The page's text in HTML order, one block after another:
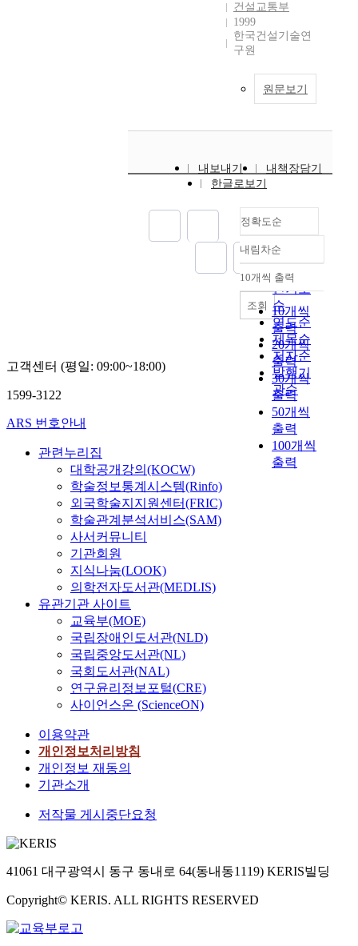
건설교통부
1999
한국건설기술연
구원
원문보기
내보내기
내책장담기
한글로보기
정확도순
정확도
순
인기도
순
연도순
제목순
저자순
발행기
관순
내림차순
내림차순
10개씩 출력
10개씩
출력
20개씩
출력
30개씩
출력
50개씩
출력
100개씩
출력
조회
고객센터 (평일: 09:00~18:00)
1599-3122
ARS 번호안내
관련누리집
대학공개강의(KOCW)
학술정보통계시스템(Rinfo)
외국학술지지원센터(FRIC)
학술관계분석서비스(SAM)
사서커뮤니티
기관회원
지식나눔(LOOK)
의학전자도서관(MEDLIS)
유관기관 사이트
교육부(MOE)
국립장애인도서관(NLD)
국립중앙도서관(NL)
국회도서관(NAL)
연구윤리정보포털(CRE)
사이언스온 (ScienceON)
이용약관
개인정보처리방침
개인정보 재동의
기관소개
저작물 게시중단요청
41061 대구광역시 동구 동내로 64(동내동1119) KERIS빌딩
Copyright© KERIS. ALL RIGHTS RESERVED